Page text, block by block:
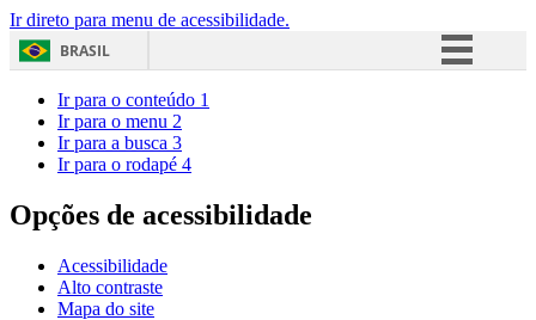
Ir direto para menu de acessibilidade.
BRASIL
Acesso à informação
Ir para o conteúdo 1
Ir para o menu 2
Ir para a busca 3
Ir para o rodapé 4
Opções de acessibilidade
Acessibilidade
Alto contraste
Mapa do site